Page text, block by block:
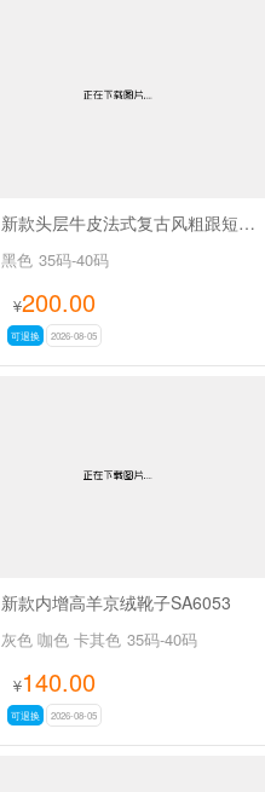
新款头层牛皮法式复古风粗跟短靴女百搭款休闲女靴SA2678
黑色 35码-40码
¥200.00
可退换 2026-08-05
新款内增高羊京绒靴子SA6053
灰色 咖色 卡其色 35码-40码
¥140.00
可退换 2026-08-05